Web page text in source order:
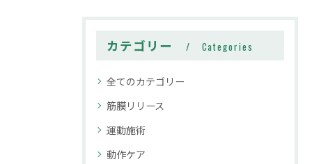
カテゴリー Categories
全てのカテゴリー
筋膜リリース
運動施術
動作ケア